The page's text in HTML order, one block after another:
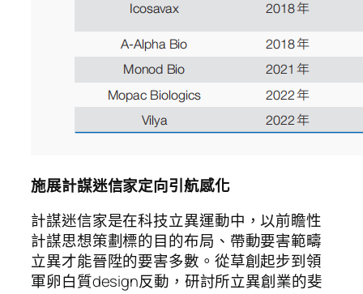
施展計謀迷信家定向引航感化
計謀迷信家是在科技立異運動中，以前瞻性
計謀思想策劃標的目的布局、帶動要害範疇
立異才能晉陞的要害多數。從草創起步到領
軍卵白質design反動，研討所立異創業的斐